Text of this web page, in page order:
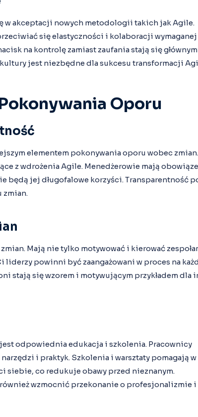
w akceptacji nowych metodologii takich jak Agile.
się elastyczności i kolaboracji wymaganej
na kontrolę zamiast zaufania stają się
jest niezbędne dla sukcesu transformacji
Oporu
elementem pokonywania oporu wobec zmian.
z wdrożenia Agile. Menedżerowie mają
będą jej długofalowe korzyści. Transparentność
zmian.
Mają nie tylko motywować i kierować
liderzy powinni być zaangażowani w proces na
stają się wzorem i motywującym przykładem dla
odpowiednia edukacja i szkolenia. Pracownicy
i praktyk. Szkolenia i warsztaty pomagają w
co redukuje obawy przed nieznanym.
wzmocnić przekonanie o profesjonalizmie i